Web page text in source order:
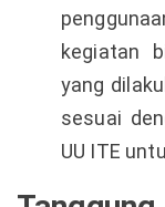
kegiatan
yang
sesuai
UU ITE